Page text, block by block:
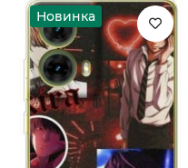
Новинка